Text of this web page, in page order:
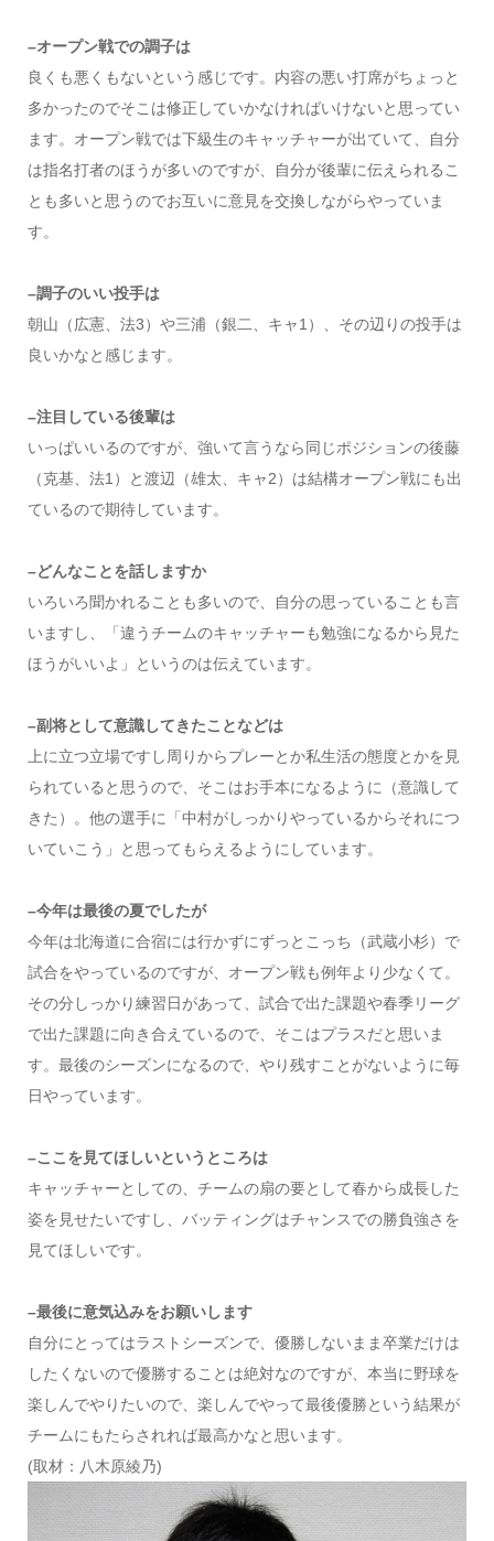
–オープン戦での調子は
良くも悪くもないという感じです。内容の悪い打席がちょっと
多かったのでそこは修正していかなければいけないと思ってい
ます。オープン戦では下級生のキャッチャーが出ていて、自分
は指名打者のほうが多いのですが、自分が後輩に伝えられるこ
とも多いと思うのでお互いに意見を交換しながらやっていま
す。
–調子のいい投手は
朝山（広憲、法3）や三浦（銀二、キャ1）、その辺りの投手は
良いかなと感じます。
–注目している後輩は
いっぱいいるのですが、強いて言うなら同じポジションの後藤
（克基、法1）と渡辺（雄太、キャ2）は結構オープン戦にも出
ているので期待しています。
–どんなことを話しますか
いろいろ聞かれることも多いので、自分の思っていることも言
いますし、「違うチームのキャッチャーも勉強になるから見た
ほうがいいよ」というのは伝えています。
–副将として意識してきたことなどは
上に立つ立場ですし周りからプレーとか私生活の態度とかを見
られていると思うので、そこはお手本になるように（意識して
きた）。他の選手に「中村がしっかりやっているからそれにつ
いていこう」と思ってもらえるようにしています。
–今年は最後の夏でしたが
今年は北海道に合宿には行かずにずっとこっち（武蔵小杉）で
試合をやっているのですが、オープン戦も例年より少なくて。
その分しっかり練習日があって、試合で出た課題や春季リーグ
で出た課題に向き合えているので、そこはプラスだと思いま
す。最後のシーズンになるので、やり残すことがないように毎
日やっています。
–ここを見てほしいというところは
キャッチャーとしての、チームの扇の要として春から成長した
姿を見せたいですし、バッティングはチャンスでの勝負強さを
見てほしいです。
–最後に意気込みをお願いします
自分にとってはラストシーズンで、優勝しないまま卒業だけは
したくないので優勝することは絶対なのですが、本当に野球を
楽しんでやりたいので、楽しんでやって最後優勝という結果が
チームにもたらされれば最高かなと思います。
(取材：八木原綾乃)